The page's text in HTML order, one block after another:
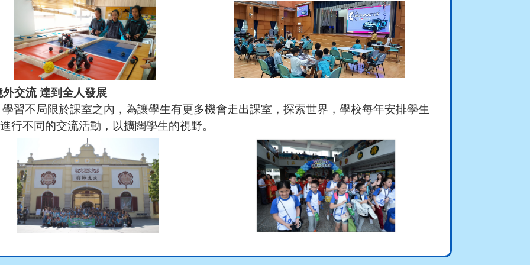
外交流 達到全人發展
不局限於課室之內，為讓學生有更多機會走出課室，探索世界，學校每年安排學生
不同的交流活動，以擴闊學生的視野。